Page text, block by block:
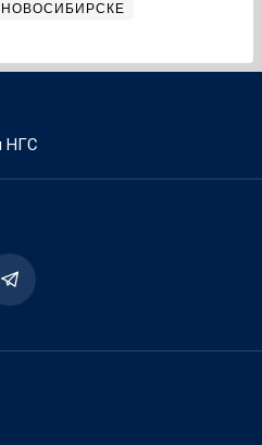
НОВОСИБИРСКЕ
НГС